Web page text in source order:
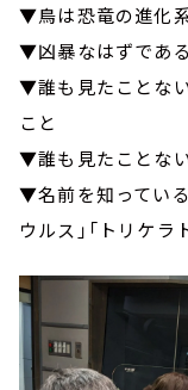
▼鳥は恐竜の進化
▼凶暴なはずであ
▼誰も見たことな
こと
▼誰も見たことな
▼名前を知っている
ウルス」「トリケラ